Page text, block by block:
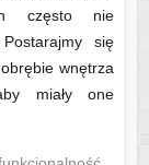
często nie
się
wnętrza
miały one